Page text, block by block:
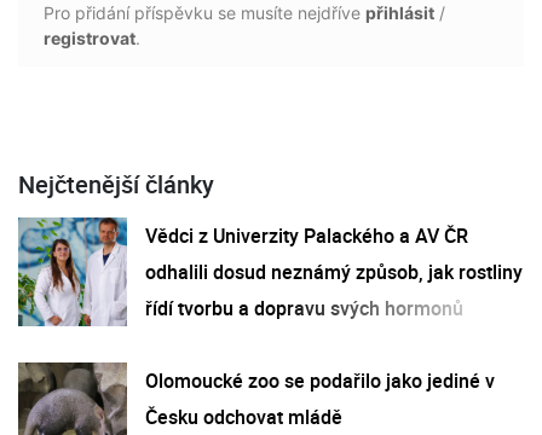
Pro přidání příspěvku se musíte nejdříve přihlásit /
registrovat.
Nejčtenější články
Vědci z Univerzity Palackého a AV ČR
odhalili dosud neznámý způsob, jak rostliny
řídí tvorbu a dopravu svých hormonů
Olomoucké zoo se podařilo jako jediné v
Česku odchovat mládě